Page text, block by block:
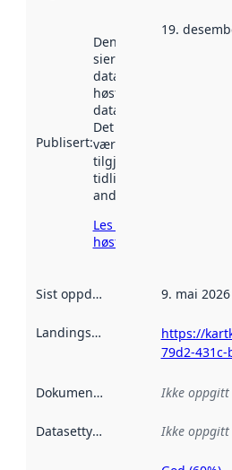
Publisert:
Denne datoen
sier når
datasettet ble
høstet av
data.norge.no.
Det kan ha
vært
tilgjengelig
tidligere
andre steder.
Les mer om
høsting her
19.
Sist oppdatert 9. mai 2026
Landingsside
https://
79d2-431c-
Dokumentasjon Ikke oppgitt
Datasettype Ikke oppgitt